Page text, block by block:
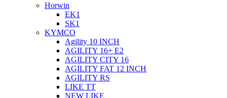
Horwin
EK1
SK1
KYMCO
Agility 10 INCH
AGILITY 16+ E2
AGILITY CITY 16
AGILITY FAT 12 INCH
AGILITY RS
LIKE TT
NEW LIKE